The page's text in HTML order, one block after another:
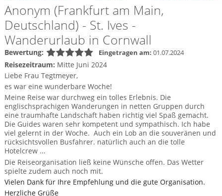
Herzlich Willkommen
England
Schottland
Wales
Busrundreisen
Cornwall
England
Schottland
Wales
Geführte Wandertouren
Wandern in Cornwall
Wandern in England
Wandern in Schottland
Wandern in Wales
Individualtouren
Wandern in Cornwall (South West Coast Path)
Wandern in England
Wandern in Schottland
Themenreisen
Classic-Car-Reise durch Südengland
Für Outlander‑Fans: inspiriert durch die Highland Saga
Gartenreisen England
Großbritannientouren für Alleinreisende
Reisen mit Hund
Rosamunde Pilcher Reisen durch Cornwall und Südengland
Unsere Familienreisen
Whiskyreisen Schottland
Allergikerreisen
BTCo
BTCo Überblick
News
Kontakt
Feedback
FAQs
Ihre Reise
Ablauf Ihrer Reise nach Großbritannien
Anreise nach Großbritannien
Bezahlung Ihrer Großbritannien Reise
Checkliste
Extras
Urlaub in Großbritannien
Versicherungsschutz
Anonym (Frankfurt am Main,
Deutschland) - St. Ives -
Wanderurlaub in Cornwall
Bewertung: Eingetragen am: 01.07.2024
Reisezeitraum: Mitte Juni 2024
Liebe Frau Tegtmeyer,
es war eine wunderbare Woche!
Meine Reise war durchweg ein tolles Erlebnis. Die
englischsprachigen Wanderungen in netten Gruppen durch
eine traumhafte Landschaft haben richtig viel Spaß gemacht.
Die Guides waren sehr kompetent und sympathisch. Ich habe
viel gelernt in der Woche. Auch ein Lob an die souveränen und
rücksichtsvollen Busfahrer. natürlich auch an die tolle
Hotelcrew ...
Die Reiseorganisation ließ keine Wünsche offen. Das Wetter
spielte zudem auch noch mit.
Vielen Dank für Ihre Empfehlung und die gute Organisation.
Herzliche Grüße